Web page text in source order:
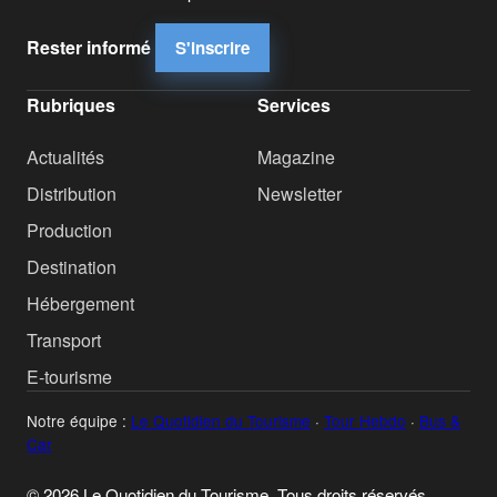
Rester informé S'inscrire
Rubriques
Actualités
Distribution
Production
Destination
Hébergement
Transport
E-tourisme
Services
Magazine
Newsletter
Notre équipe : Le Quotidien du Tourisme · Tour Hebdo · Bus &
Car